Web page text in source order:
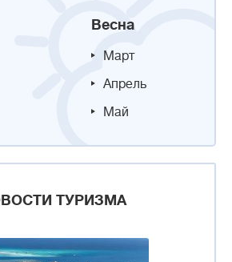
Весна
Март
Апрель
Май
ТУРИЗМА